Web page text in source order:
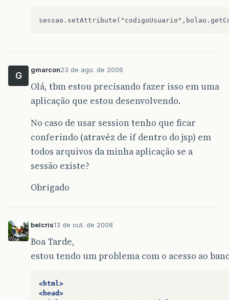
G
gmarcon23 de ago. de 2006
Olá, tbm estou precisando fazer isso em uma
aplicação que estou desenvolvendo.
No caso de usar session tenho que ficar
conferindo (atravéz de if dentro do jsp) em
todos arquivos da minha aplicação se a
sessão existe?
Obrigado
belcris13 de out. de 2008
Boa Tarde,
estou tendo um problema com o acesso ao
<html>
<head>